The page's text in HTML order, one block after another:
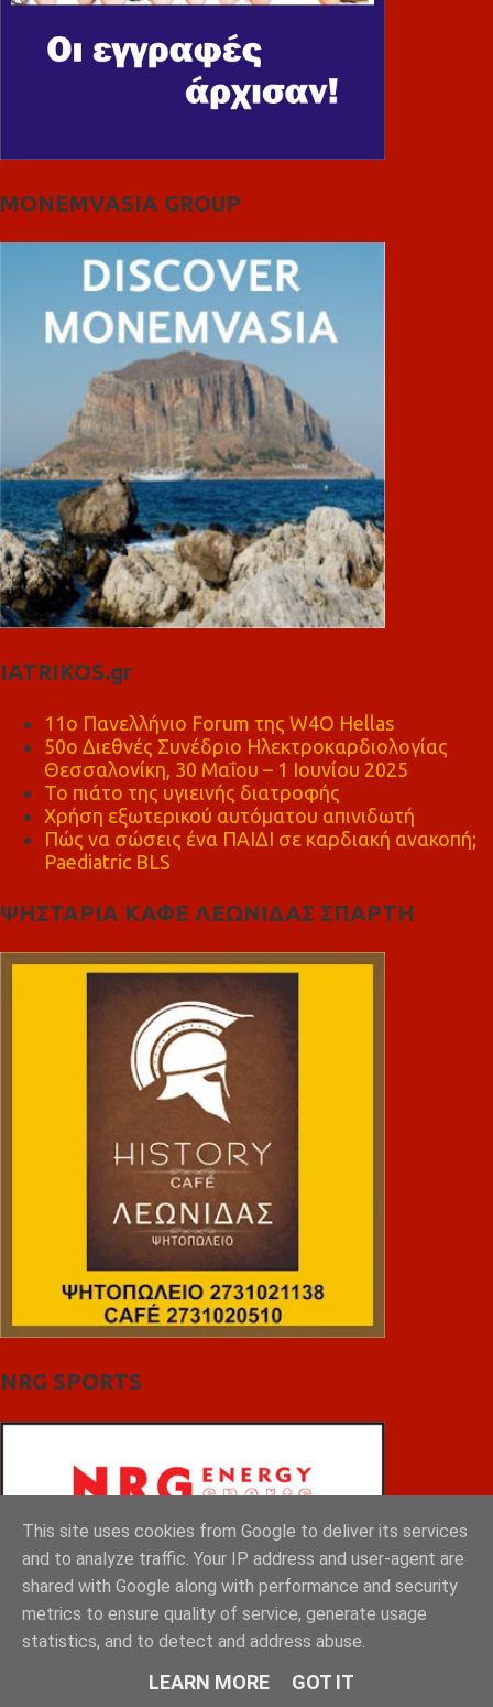
MONEMVASIA GROUP
IATRIKOS.gr
11ο Πανελλήνιο Forum της W4O Hellas
50ο Διεθνές Συνέδριο Ηλεκτροκαρδιολογίας
Θεσσαλονίκη, 30 Μαΐου – 1 Ιουνίου 2025
Το πιάτο της υγιεινής διατροφής
Χρήση εξωτερικού αυτόματου απινιδωτή
Πώς να σώσεις ένα ΠΑΙΔΙ σε καρδιακή ανακοπή;
Paediatric BLS
ΨΗΣΤΑΡΙΑ ΚΑΦΕ ΛΕΩΝΙΔΑΣ ΣΠΑΡΤΗ
NRG SPORTS
This site uses cookies from Google to deliver its services
and to analyze traffic. Your IP address and user-agent are
shared with Google along with performance and security
metrics to ensure quality of service, generate usage
statistics, and to detect and address abuse.
LEARN MORE GOT IT